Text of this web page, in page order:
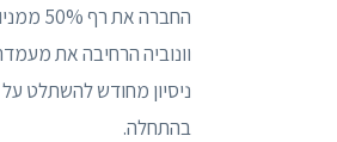
החברה את רף 50% ממניות חברת הדיור השבדית ויקטוריה פארק, אשר הייתה בבעלות 100% של וונוביה מאז 2019.
וונוביה הרחיבה את
בהתחלה.